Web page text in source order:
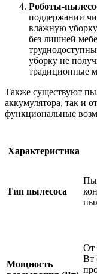
Роботы-
поддержании
влажную
без лишней
уборку не
традиционные
Также существуют
аккумулятора, так и
функциональные
Характеристика
Тип пылесоса
Мощность
От
Вт